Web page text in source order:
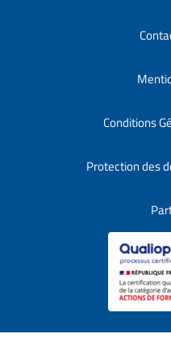
Conditions
Protection des